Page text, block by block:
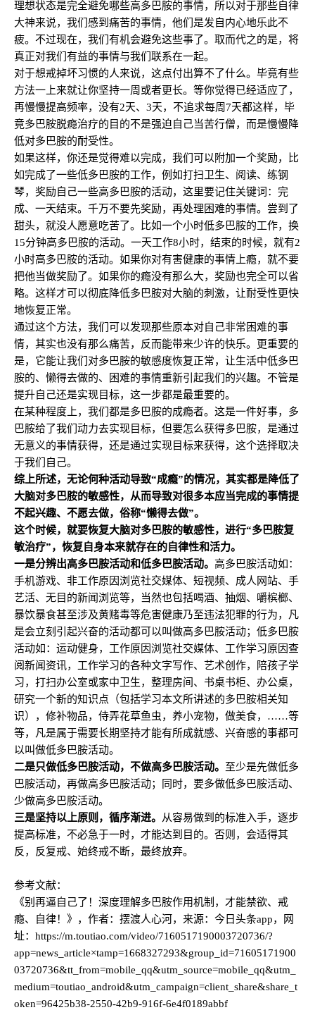
理想状态是完全避免哪些高多巴胺的事情，所以对于那些自律
大神来说，我们感到痛苦的事情，他们是发自内心地乐此不
疲。不过现在，我们有机会避免这些事了。取而代之的是，将
真正对我们有益的事情与我们联系在一起。
对于想戒掉坏习惯的人来说，这点付出算不了什么。毕竟有些
方法一上来就让你坚持一周或者更长。等你觉得已经适应了，
再慢慢提高频率，没有2天、3天，不追求每周7天都这样，毕
竟多巴胺脱瘾治疗的目的不是强迫自己当苦行僧，而是慢慢降
低对多巴胺的耐受性。
如果这样，你还是觉得难以完成，我们可以附加一个奖励，比
如完成了一些低多巴胺的工作，例如打扫卫生、阅读、练钢
琴，奖励自己一些高多巴胺的活动，这里要记住关键词：完
成、一天结束。千万不要先奖励，再处理困难的事情。尝到了
甜头，就没人愿意吃苦了。比如一个小时低多巴胺的工作，换
15分钟高多巴胺的活动。一天工作8小时，结束的时候，就有2
小时高多巴胺的活动。如果你对有害健康的事情上瘾，就不要
把他当做奖励了。如果你的瘾没有那么大，奖励也完全可以省
略。这样才可以彻底降低多巴胺对大脑的刺激，让耐受性更快
地恢复正常。
通过这个方法，我们可以发现那些原本对自己非常困难的事
情，其实也没有那么痛苦，反而能带来少许的快乐。更重要的
是，它能让我们对多巴胺的敏感度恢复正常，让生活中低多巴
胺的、懒得去做的、困难的事情重新引起我们的兴趣。不管是
提升自己还是实现目标，这一步都是最重要的。
在某种程度上，我们都是多巴胺的成瘾者。这是一件好事，多
巴胺给了我们动力去实现目标，但要怎么获得多巴胺，是通过
无意义的事情获得，还是通过实现目标来获得，这个选择取决
于我们自己。
综上所述，无论何种活动导致“成瘾”的情况，其实都是降低了
大脑对多巴胺的敏感性，从而导致对很多本应当完成的事情提
不起兴趣、不愿去做，俗称“懒得去做”。
这个时候，就要恢复大脑对多巴胺的敏感性，进行“多巴胺复
敏治疗”，恢复自身本来就存在的自律性和活力。
一是分辨出高多巴胺活动和低多巴胺活动。 高多巴胺活动如：
手机游戏、非工作原因浏览社交媒体、短视频、成人网站、手
艺活、无目的新闻浏览等，当然也包括喝酒、抽烟、嚼槟榔、
暴饮暴食甚至涉及黄赌毒等危害健康乃至违法犯罪的行为，凡
是会立刻引起兴奋的活动都可以叫做高多巴胺活动；低多巴胺
活动如：运动健身，工作原因浏览社交媒体、工作学习原因查
阅新闻资讯，工作学习的各种文字写作、艺术创作，陪孩子学
习，打扫办公室或家中卫生，整理房间、书桌书柜、办公桌，
研究一个新的知识点（包括学习本文所讲述的多巴胺相关知
识），修补物品，侍弄花草鱼虫，养小宠物，做美食，……等
等，凡是属于需要长期坚持才能有所成就感、兴奋感的事都可
以叫做低多巴胺活动。
二是只做低多巴胺活动，不做高多巴胺活动。
至少是先做低多
巴胺活动，再做高多巴胺活动；同时，要多做低多巴胺活动、
少做高多巴胺活动。
三是坚持以上原则，循序渐进。
从容易做到的标准入手，逐步
提高标准，不必急于一时，才能达到目的。否则，会适得其
反，反复戒、始终戒不断，最终放弃。
参考文献：
《别再逼自己了！深度理解多巴胺作用机制，才能禁欲、戒
瘾、自律！》，作者：摆渡人心河，来源：今日头条app，网
址：https://m.toutiao.com/video/7160517190003720736/?
app=news_article×tamp=1668327293&group_id=71605171900
03720736&tt_from=mobile_qq&utm_source=mobile_qq&utm_
medium=toutiao_android&utm_campaign=client_share&share_t
oken=96425b38-2550-42b9-916f-6e4f0189abbf